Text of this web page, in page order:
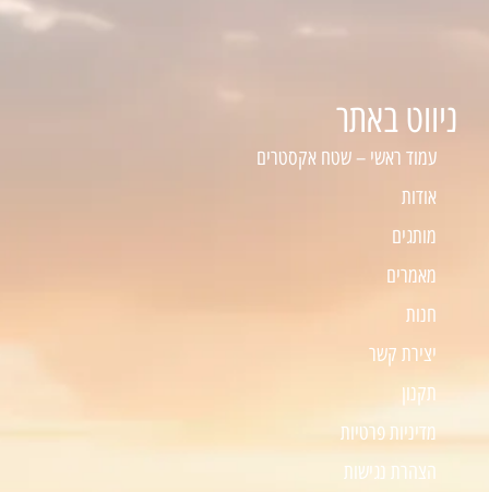
ניווט באתר
עמוד ראשי – שטח אקסטרים
אודות
מותגים
מאמרים
חנות
יצירת קשר
תקנון
מדיניות פרטיות
הצהרת נגישות